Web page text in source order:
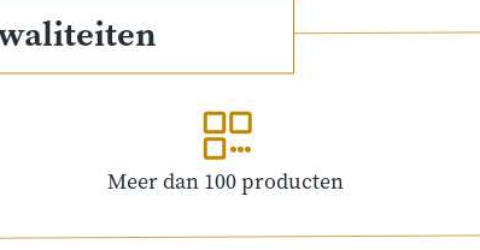
Meer dan 100 producten